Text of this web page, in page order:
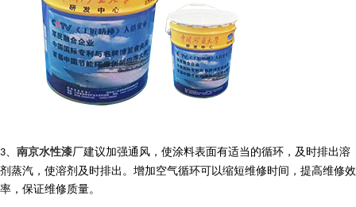
3、 南京水性漆厂建议加强通风，使涂料表面有适当的循环，及时排出溶
剂蒸汽，使溶剂及时排出。增加空气循环可以缩短维修时间，提高维修效
率，保证维修质量。